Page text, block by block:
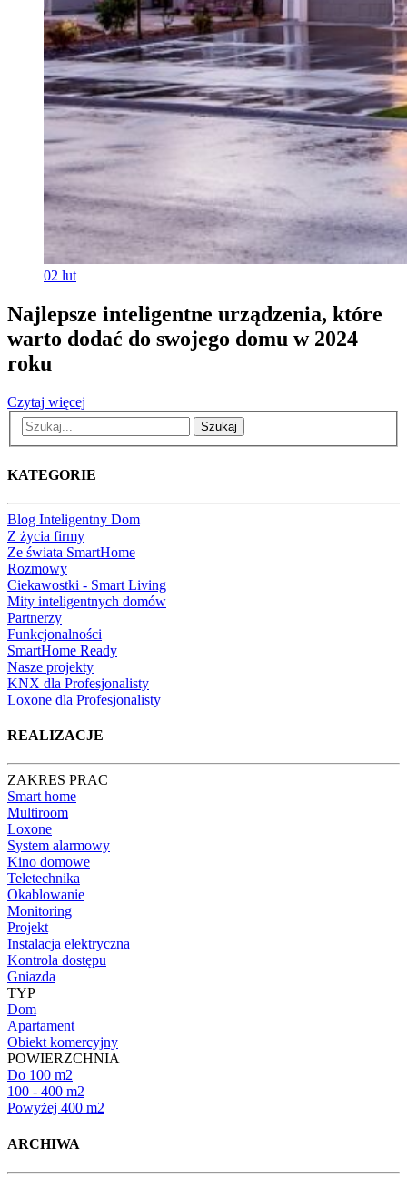
02 lut
Najlepsze inteligentne urządzenia, które
warto dodać do swojego domu w 2024
roku
Czytaj więcej
Szukaj
KATEGORIE
Blog Inteligentny Dom
Z życia firmy
Ze świata SmartHome
Rozmowy
Ciekawostki - Smart Living
Mity inteligentnych domów
Partnerzy
Funkcjonalności
SmartHome Ready
Nasze projekty
KNX dla Profesjonalisty
Loxone dla Profesjonalisty
REALIZACJE
ZAKRES PRAC
Smart home
Multiroom
Loxone
System alarmowy
Kino domowe
Teletechnika
Okablowanie
Monitoring
Projekt
Instalacja elektryczna
Kontrola dostępu
Gniazda
TYP
Dom
Apartament
Obiekt komercyjny
POWIERZCHNIA
Do 100 m2
100 - 400 m2
Powyżej 400 m2
ARCHIWA